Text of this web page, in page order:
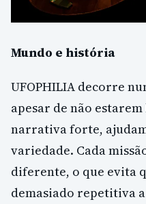
Mundo e história
UFOPHILIA decorre
apesar de não
narrativa forte,
variedade. Cada
diferente, o que evita
demasiado repetitiva